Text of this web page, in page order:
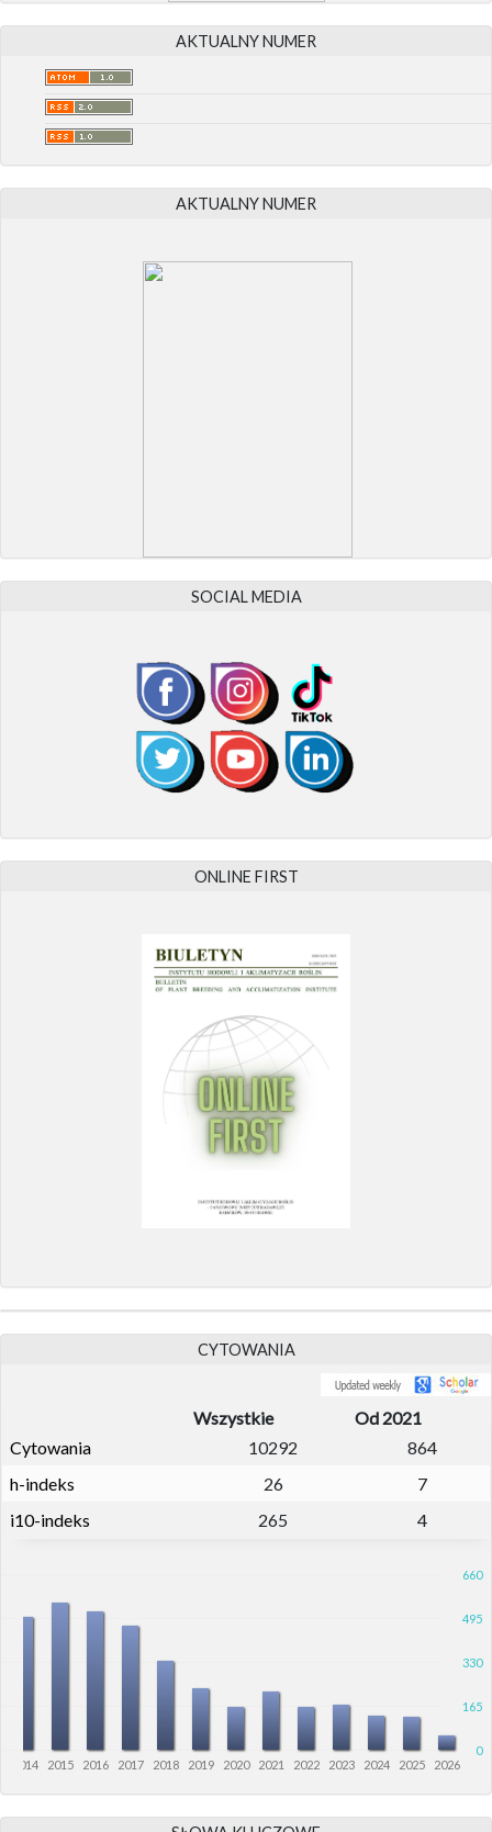
AKTUALNY NUMER
AKTUALNY NUMER
SOCIAL MEDIA
ONLINE FIRST
CYTOWANIA
Wszystkie
Od 2021
Cytowania
10292
864
h-indeks
26
7
i10-indeks
265 4
0
660
330
165
495
2014 2015 2016 2017 2018 2019 2020 2021 2022 2023 2024 2025 2026